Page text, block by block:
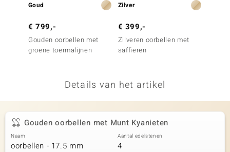
Goud
€ 799,-
Gouden oorbellen met
groene toermalijnen
Zilver
€ 399,-
Zilveren oorbellen met
saffieren
Details van het artikel
Gouden oorbellen met Munt Kyanieten
Naam
oorbellen - 17.5 mm
Aantal edelstenen
4